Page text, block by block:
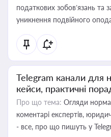
податкових зобов’язань та
уникнення подвійного
Telegram канали для
кейси, практичні
Про що тема: Огляди
коментарі експертів,
- все, про що пишуть у